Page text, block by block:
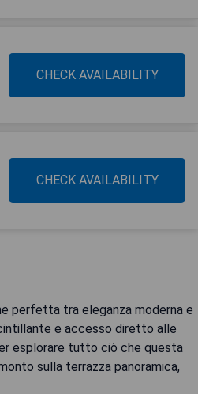
CHECK AVAILABILITY
CHECK AVAILABILITY
perfetta tra eleganza moderna e
e accesso diretto alle
esplorare tutto ciò che questa
sulla terrazza panoramica,